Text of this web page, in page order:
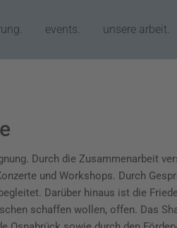
events. unsere arbeit.
Durch die Zusammenarbeit
und Workshops. Durch
Darüber hinaus ist die
schaffen wollen, offen. Das